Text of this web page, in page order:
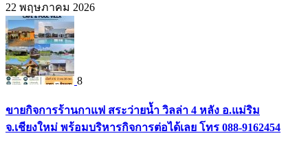
22 พฤษภาคม 2026
8
ขายกิจการร้านกาแฟ สระว่ายน้ำ วิลล่า 4 หลัง อ.แม่ริม
จ.เชียงใหม่ พร้อมบริหารกิจการต่อได้เลย โทร 088-9162454